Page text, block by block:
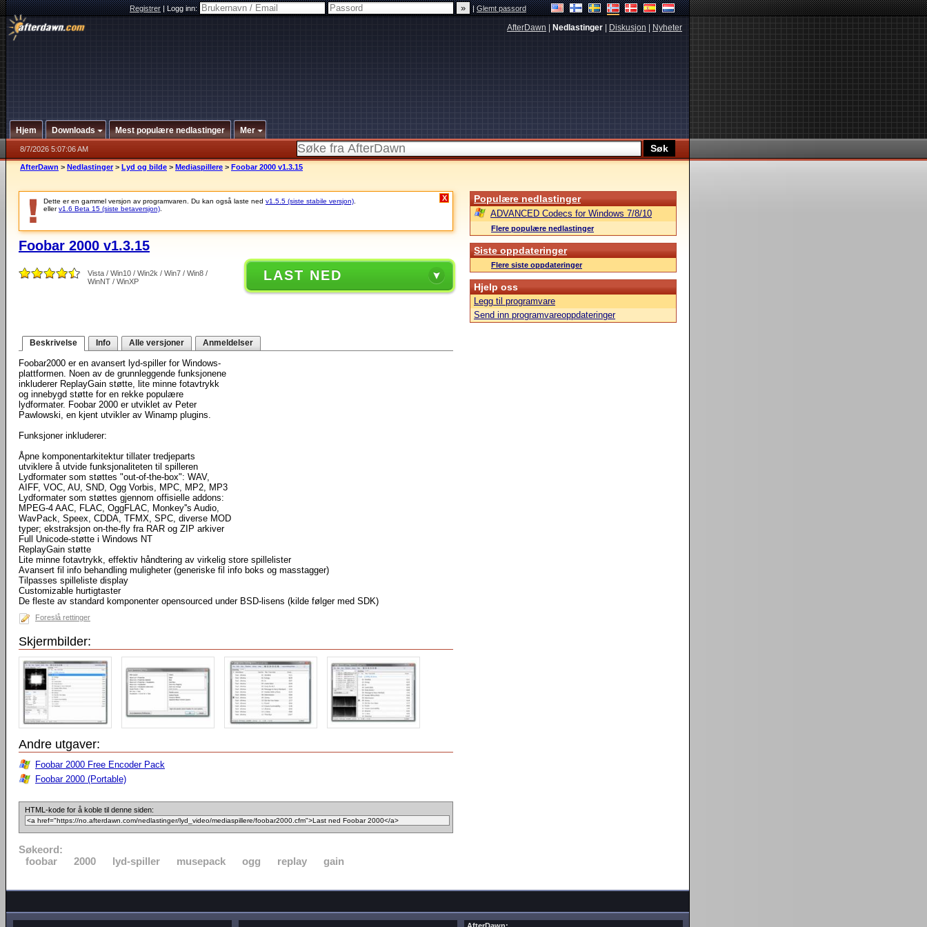
Registrer|Logg inn: |Glemt passord
AfterDawn Nedlastinger Diskusjon Nyheter
Hjem Downloads Mest populære nedlastinger Mer
8/7/2026 5:07:06 AM
AfterDawn > Nedlastinger > Lyd og bilde > Mediaspillere > Foobar 2000 v1.3.15
Dette er en gammel versjon av programvaren. Du kan også laste ned v1.5.5 (siste stabile versjon)
ellerv1.6 Beta 15 (siste betaversjon)
X
Foobar 2000 v1.3.15
Vista / Win10 / Win2k / Win7 / Win8 /
WinNT / WinXP
LAST NED
Beskrivelse Info Alle versjoner Anmeldelser
Foobar2000 er en avansert lyd-spiller for Windows-
plattformen. Noen av de grunnleggende funksjonene
inkluderer ReplayGain støtte, lite minne fotavtrykk
og innebygd støtte for en rekke populære
lydformater. Foobar 2000 er utviklet av Peter
Pawlowski, en kjent utvikler av Winamp plugins.
Funksjoner inkluderer:
Åpne komponentarkitektur tillater tredjeparts
utviklere å utvide funksjonaliteten til spilleren
Lydformater som støttes "out-of-the-box": WAV,
AIFF, VOC, AU, SND, Ogg Vorbis, MPC, MP2, MP3
Lydformater som støttes gjennom offisielle addons:
MPEG-4 AAC, FLAC, OggFLAC, Monkey''s Audio,
WavPack, Speex, CDDA, TFMX, SPC, diverse MOD
typer; ekstraksjon on-the-fly fra RAR og ZIP arkiver
Full Unicode-støtte i Windows NT
ReplayGain støtte
Lite minne fotavtrykk, effektiv håndtering av virkelig store spillelister
Avansert fil info behandling muligheter (generiske fil info boks og masstagger)
Tilpasses spilleliste display
Customizable hurtigtaster
De fleste av standard komponenter opensourced under BSD-lisens (kilde følger med SDK)
Foreslå rettinger
Skjermbilder:
Andre utgaver:
Foobar 2000 Free Encoder Pack
Foobar 2000 (Portable)
HTML-kode for å koble til denne siden:
Søkeord:
foobar
2000 lyd-spiller musepack ogg replay gain
Populære nedlastinger
ADVANCED Codecs for Windows 7/8/10
Flere populære nedlastinger
Siste oppdateringer
Flere siste oppdateringer
Hjelp oss
Legg til programvare
Send inn programvareoppdateringer